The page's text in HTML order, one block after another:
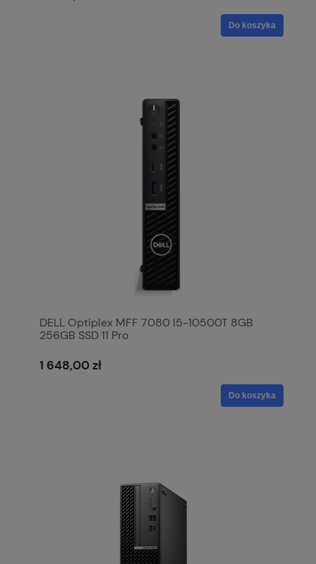
Do koszyka
DELL Optiplex MFF 7080 I5-10500T 8GB
256GB SSD 11 Pro
1 648,00 zł
Do koszyka